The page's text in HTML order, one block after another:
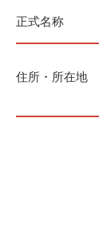
正式名称
住所・所在地